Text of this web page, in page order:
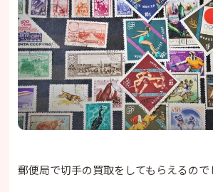
郵便局で切手の買取をしてもらえるので